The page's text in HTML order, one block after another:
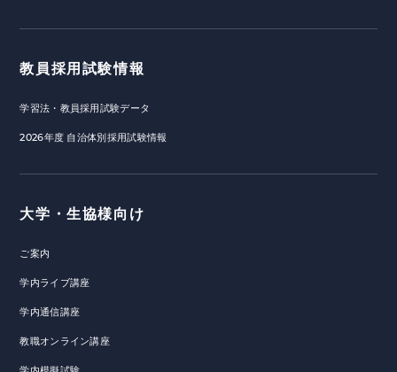
教員採用試験情報
学習法・教員採用試験データ
2026年度 自治体別採用試験情報
大学・生協様向け
ご案内
学内ライブ講座
学内通信講座
教職オンライン講座